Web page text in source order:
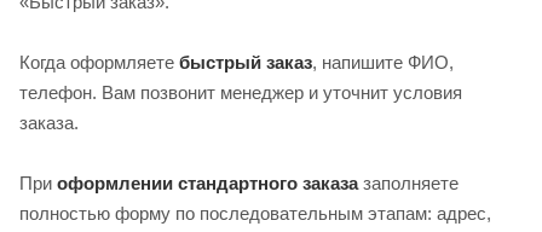
Когда оформляете быстрый заказ, напишите ФИО,
телефон. Вам позвонит менеджер и уточнит условия
заказа.
При оформлении стандартного заказа заполняете
полностью форму по последовательным этапам: адрес,